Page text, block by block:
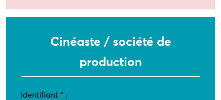
Cinéaste / société de
production
Identifiant * :